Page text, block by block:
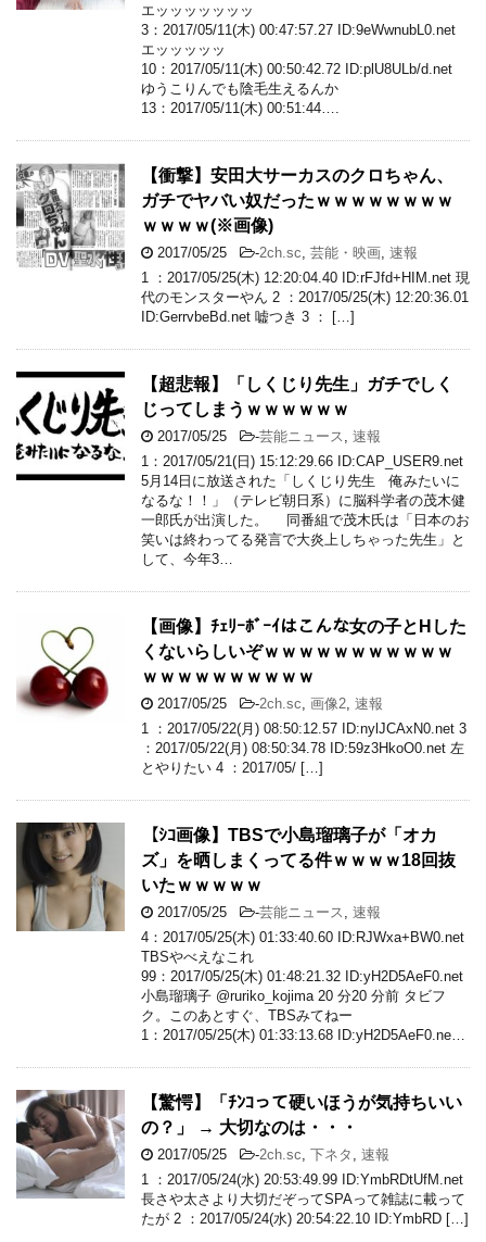
エッッッッッッッ
3：2017/05/11(木) 00:47:57.27 ID:9eWwnubL0.net
エッッッッッ
10：2017/05/11(木) 00:50:42.72 ID:plU8ULb/d.net
ゆうこりんでも陰毛生えるんか
13：2017/05/11(木) 00:51:44….
【衝撃】安田大サーカスのクロちゃん、
ガチでヤバい奴だったｗｗｗｗｗｗｗｗ
ｗｗｗｗ(※画像)
2017/05/25 -2ch.sc 芸能・映画 速報
1 ：2017/05/25(木) 12:20:04.40 ID:rFJfd+HIM.net 現
代のモンスターやん 2 ：2017/05/25(木) 12:20:36.01
ID:GerrvbeBd.net 嘘つき 3 ： […]
【超悲報】「しくじり先生」ガチでしく
じってしまうｗｗｗｗｗｗ
2017/05/25 -芸能ニュース
速報
1：2017/05/21(日) 15:12:29.66 ID:CAP_USER9.net
5月14日に放送された「しくじり先生 俺みたいに
なるな！！」（テレビ朝日系）に脳科学者の茂木健
一郎氏が出演した。 同番組で茂木氏は「日本のお
笑いは終わってる発言で大炎上しちゃった先生」と
して、今年3…
【画像】ﾁｪﾘｰﾎﾞｰｲはこんな女の子とHした
くないらしいぞｗｗｗｗｗｗｗｗｗｗｗ
ｗｗｗｗｗｗｗｗｗｗ
2017/05/25 -2ch.sc 画像2 速報
1 ：2017/05/22(月) 08:50:12.57 ID:nylJCAxN0.net 3
：2017/05/22(月) 08:50:34.78 ID:59z3HkoO0.net 左
とやりたい 4 ：2017/05/ […]
【ｼｺ画像】TBSで小島瑠璃子が「オカ
ズ」を晒しまくってる件ｗｗｗｗ18回抜
いたｗｗｗｗｗ
2017/05/25 -芸能ニュース
速報
4：2017/05/25(木) 01:33:40.60 ID:RJWxa+BW0.net
TBSやべえなこれ
99：2017/05/25(木) 01:48:21.32 ID:yH2D5AeF0.net
小島瑠璃子 @ruriko_kojima 20 分20 分前 タビフ
ク。このあとすぐ、TBSみてねー
1：2017/05/25(木) 01:33:13.68 ID:yH2D5AeF0.ne…
【驚愕】「ﾁﾝｺって硬いほうが気持ちいい
の？」 → 大切なのは・・・
2017/05/25 -2ch.sc 下ネタ
速報
1 ：2017/05/24(水) 20:53:49.99 ID:YmbRDtUfM.net
長さや太さより大切だぞってSPAって雑誌に載って
たが 2 ：2017/05/24(水) 20:54:22.10 ID:YmbRD […]